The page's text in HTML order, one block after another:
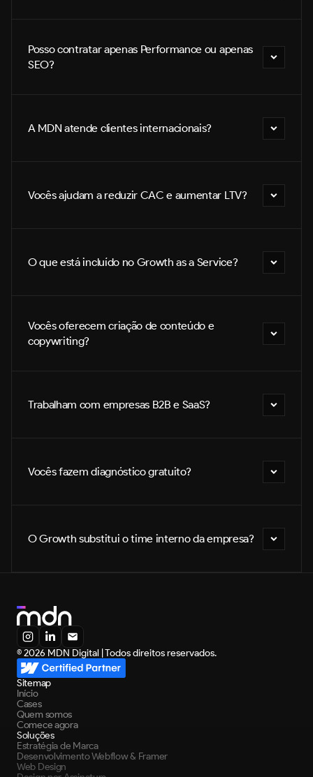
Posso contratar apenas Performance ou apenas
SEO?
A MDN atende clientes internacionais?
Vocês ajudam a reduzir CAC e aumentar LTV?
O que está incluído no Growth as a Service?
Vocês oferecem criação de conteúdo e
copywriting?
Trabalham com empresas B2B e SaaS?
Vocês fazem diagnóstico gratuito?
O Growth substitui o time interno da empresa?
© 2026 MDN Digital | Todos direitos reservados.
Sitemap
Início
Cases
Quem somos
Comece agora
Soluções
Estratégia de Marca
Desenvolvimento Webflow & Framer
Web Design